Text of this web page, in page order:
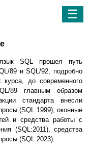
☰
SQL прошел путь
89 и SQL/92, подробно
до современного
89 главным образом
стандарта внесли
(SQL:1999), оконные
и средства работы с
(SQL:2011), средства
(SQL:2023).